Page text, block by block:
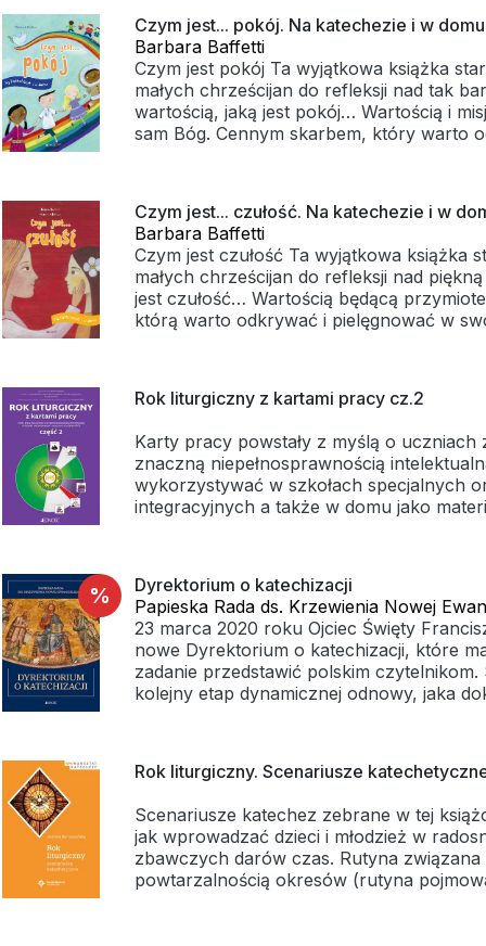
* materiały pomocnicze,
* kody QR prowadzące do materiałów
przydatnych w przeprowadzeniu gry.
rodzice i katecheci znajdą rozważania,
przemyśleń oraz mnóstwo inspirujących
sprawią, że odkrywanie przyjaźni stanie
niezapomnianą przygodą. Publikacja jest świetną pomocą
duszpasterską i katechetyczną oraz
punktem wyjścia do wielu ciekawych
rodziny.
Czym jest... pokój. Na katechezie i w domu
Barbara Baffetti
Czym jest pokój Ta wyjątkowa książka
małych chrześcijan do refleksji nad tak
wartością, jaką jest pokój… Wartością i
sam Bóg. Cennym skarbem, który warto
rozważania, tematy do dyskusji i
inspirujących zdań, które sprawią, że
jakim jest pokój, stanie się dla wszystkich
przygodą. Publikacja jest świetną pomocą duszpasterską i
katechetyczną oraz fantastycznym
wielu ciekawych rozmów w gronie
Czym jest... czułość. Na katechezie i w
Barbara Baffetti
Czym jest czułość Ta wyjątkowa książka
małych chrześcijan do refleksji nad
jest czułość… Wartością będącą
którą warto odkrywać i pielęgnować w
sprawią, że odkrywanie świata czułości
wszystkich niezapomnianą przygodą. Publikacja jest
świetną pomocą duszpasterską i
fantastycznym punktem wyjścia do wielu
rozmów w gronie rodziny.
Rok liturgiczny z kartami pracy cz.2
Karty pracy powstały z myślą o uczniach
znaczną niepełnosprawnością
wykorzystywać w szkołach specjalnych
integracyjnych a także w domu jako
percepcji osób o specjalnych potrzebach
Zadania są zróżnicowane pod względem
mogą być dostosowywane do możliwości
%
Dyrektorium o katechizacji
Papieska Rada ds. Krzewienia Nowej
23 marca 2020 roku Ojciec Święty
nowe Dyrektorium o katechizacji, które
zadanie przedstawić polskim czytelnikom.
kolejny etap dynamicznej odnowy, jaka
dla życia Kościoła i procesu dojrzewania
W ciągu kilkudziesięciu lat, które minęły
Watykańskiego II, Kościół wielokrotnie
do powierzonego mu przez Chrystusa
Rok liturgiczny. Scenariusze
Scenariusze katechez zebrane w tej
jak wprowadzać dzieci i młodzież w
zbawczych darów czas. Rutyna związana
powtarzalnością okresów (rutyna